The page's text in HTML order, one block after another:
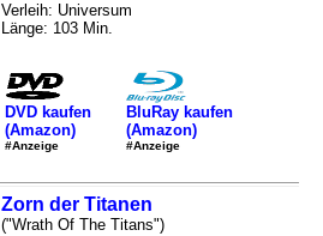
Verleih: Universum
Länge: 103 Min.
DVD kaufen
(Amazon)
#Anzeige
BluRay kaufen
(Amazon)
#Anzeige
Zorn der Titanen
("Wrath Of The Titans")